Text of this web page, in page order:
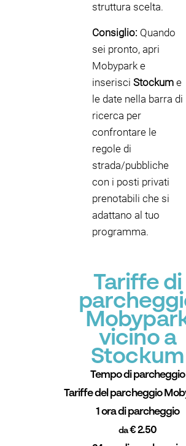
struttura scelta.
Consiglio: Quando
sei pronto, apri
Mobypark e
inserisci Stockum e
le date nella barra di
ricerca per
confrontare le
regole di
strada/pubbliche
con i posti privati
prenotabili che si
adattano al tuo
programma.
Tariffe di
vicino a
Stockum
Tempo di parcheggio
Tariffe del parcheggio
1 ora di parcheggio
da€ 2.50